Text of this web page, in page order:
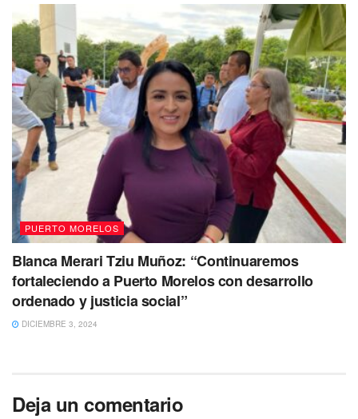
café.
Tiene un peso aproximado de 70 kilogramos y una
estatura de 1.60 metros.
Si tienes información de su paradero, sus familiares y
autoridades agradecerían mucho que por favor llame al
9848730163.
PUERTO MORELOS
Blanca Merari Tziu Muñoz: “Continuaremos
fortaleciendo a Puerto Morelos con desarrollo
ordenado y justicia social”
DICIEMBRE 3, 2024
Deja un comentario